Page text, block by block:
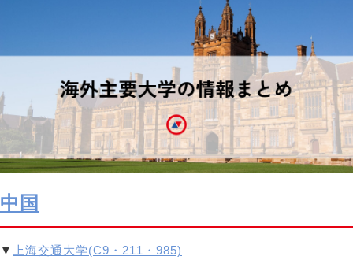
中国
▼ 上海交通大学(C9 ・211・985)